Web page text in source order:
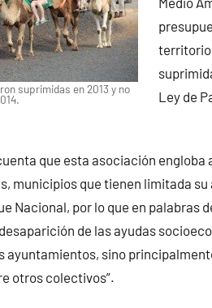
suprimidas en 2013 y no
territorio
Ley de
que esta asociación engloba
municipios que tienen limitada
Nacional, por lo que en palabras
de las ayudas
ayuntamientos, sino
otros colectivos”.